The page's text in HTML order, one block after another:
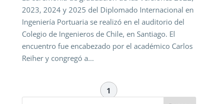
2023, 2024 y 2025 del Diplomado Internacional en
Ingeniería Portuaria se realizó en el auditorio del
Colegio de Ingenieros de Chile, en Santiago. El
encuentro fue encabezado por el académico Carlos
Reiher y congregó a...
1